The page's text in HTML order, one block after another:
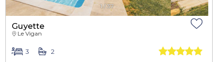
1/37
Guyette
Le Vigan
3 2